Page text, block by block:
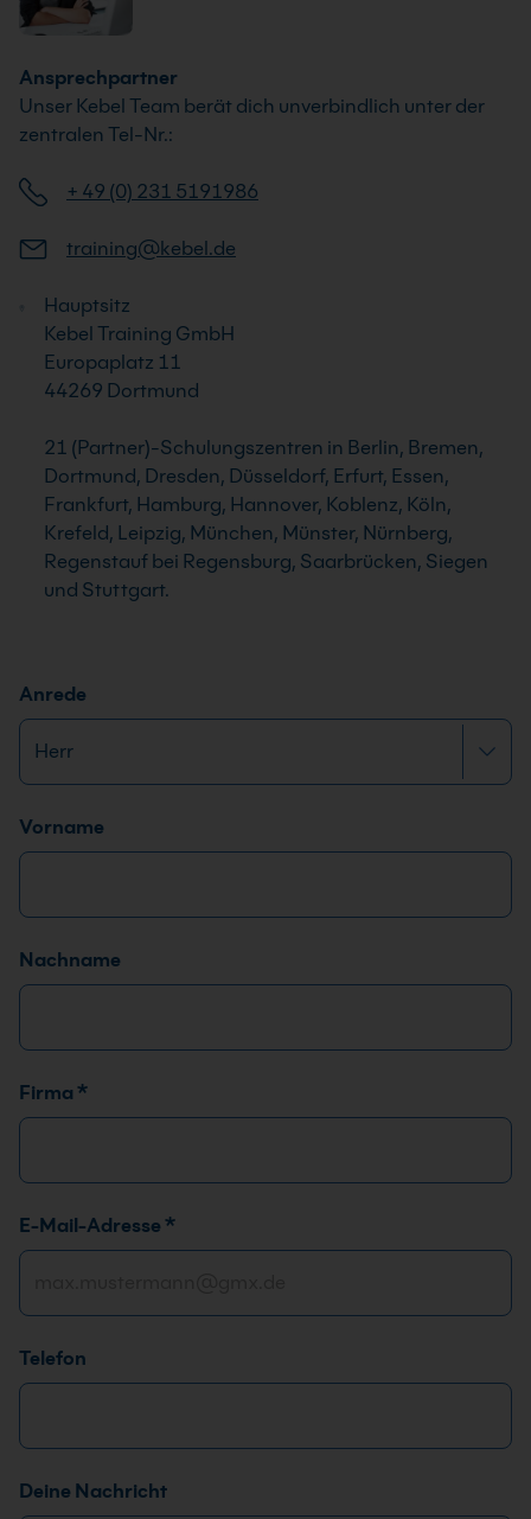
Ansprechpartner
Unser Kebel Team berät dich unverbindlich unter der
zentralen Tel-Nr.:
+ 49 (0) 231 5191986
training@kebel.de
Hauptsitz
Kebel Training GmbH
Europaplatz 11
44269 Dortmund
21 (Partner)-Schulungszentren in Berlin, Bremen,
Dortmund, Dresden, Düsseldorf, Erfurt, Essen,
Frankfurt, Hamburg, Hannover, Koblenz, Köln,
Krefeld, Leipzig, München, Münster, Nürnberg,
Regenstauf bei Regensburg, Saarbrücken, Siegen
und Stuttgart.
Anrede
Name*
Vorname
Nachname
Firma *
E-Mail-Adresse *
Telefon
Deine Nachricht